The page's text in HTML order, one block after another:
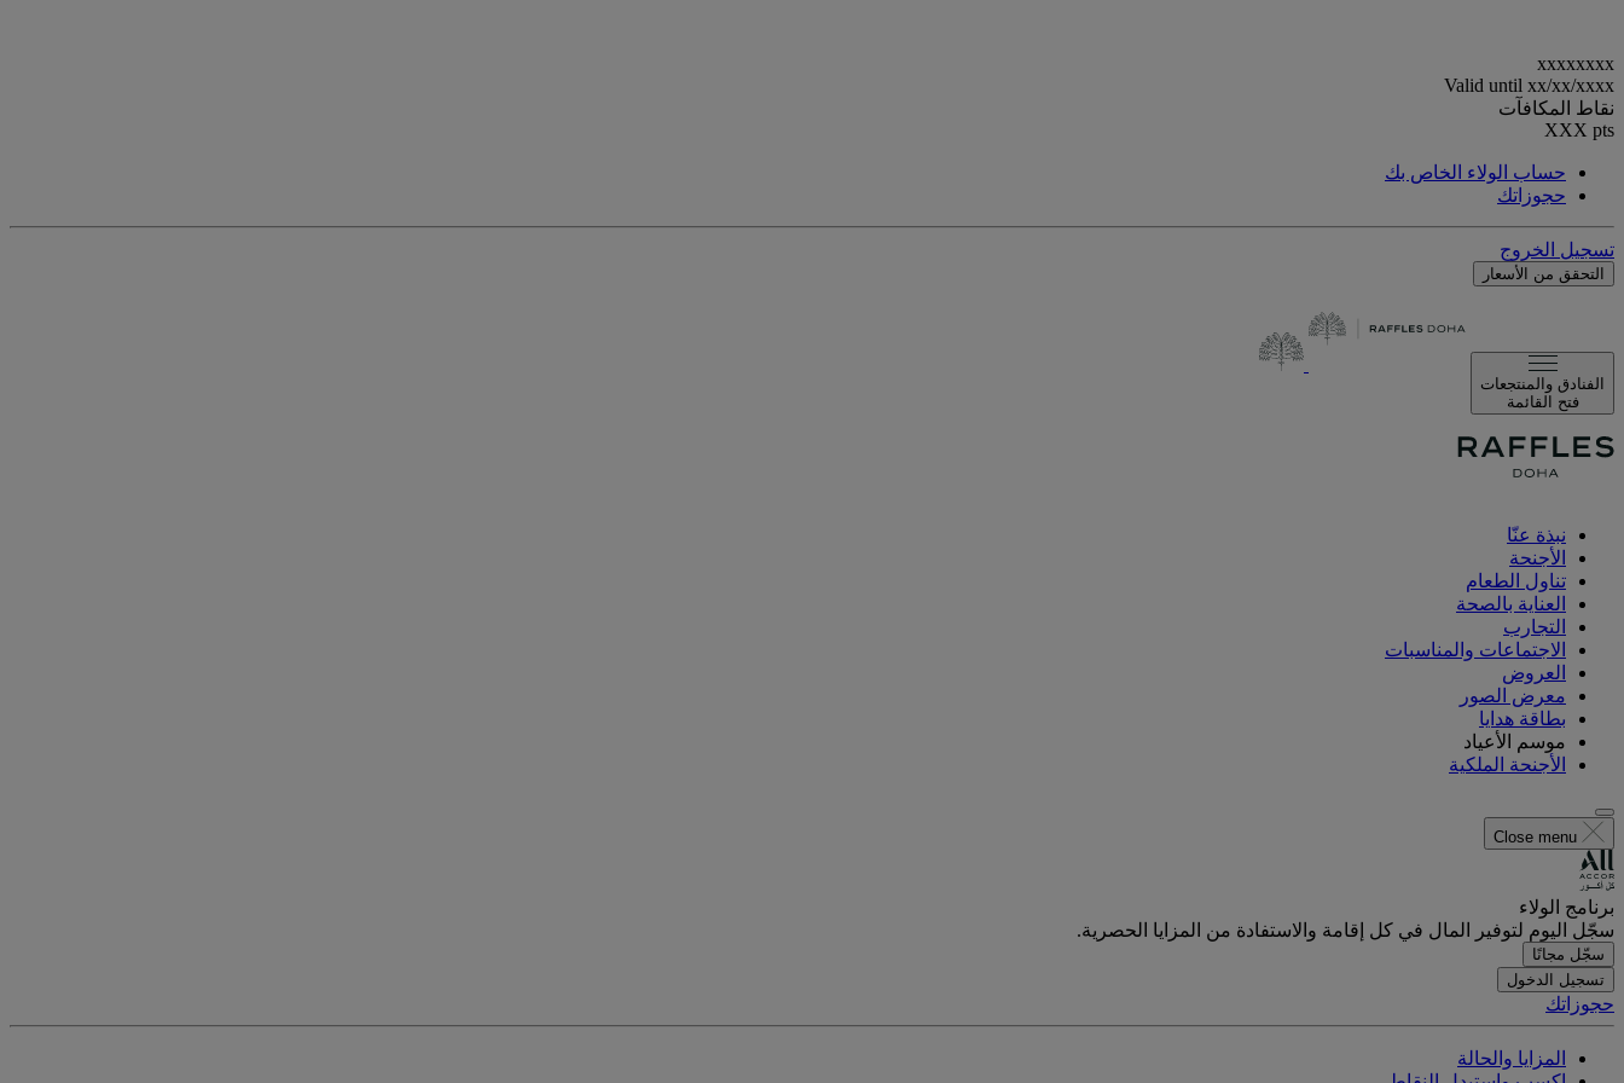
xxxxxxxx
Valid until xx/xx/xxxx
نقاط المكافآت
XXX pts
حساب الولاء الخاص بك
حجوزاتك
تسجيل الخروج
التحقق من الأسعار
الفنادق والمنتجعات
فتح القائمة
نبذة عنّا
الأجنحة
تناول الطعام
العناية بالصحة
التجارب
الاجتماعات والمناسبات
العروض
معرض الصور
بطاقة هدايا
موسم الأعياد
الأجنحة الملكية
Close menu
برنامج الولاء
سجّل اليوم لتوفير المال في كل إقامة والاستفادة من المزايا الحصرية.
سجّل مجانًا
تسجيل الدخول
حجوزاتك
المزايا والحالة